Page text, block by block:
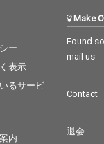
ー
表示
るサービ
内
Make
Found
mail us
Contact
退会